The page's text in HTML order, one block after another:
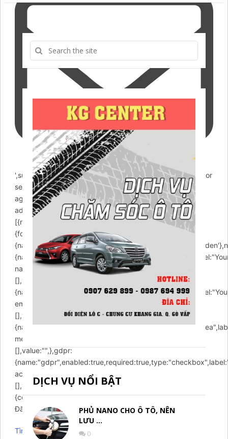
DỊCH VỤ NỔI BẬT
PHỦ NANO CHO Ô TÔ, NÊN
LƯU …
0
',success:"Email sent! We will contact you soon.",error:"Error
sending email! Please try
again!",action:'https://chamsocxekhanggia.com/wp-
admin/admin-ajax.php',buttons:
[{name:"submit",label:"Submit",type:"submit",},],fields:
{formId:{name:'formId',value:'email',type:'hidden'},action:
name",placeholder:"Enter your name",values:
[],value:"",},email:
email",placeholder:"Enter your email",values:
[],value:"",},message:
message",placeholder:"Enter your message",values:
[],value:"",},gdpr:
accept GDPR rules",placeholder:"",values:
[],value:"1",},}},}};setTimeout(function()
{contactUs.init(arcuOptions);},7000);})
Đã có một lỗi nghiêm trọng trên trang web của bạn.
Tìm hiểu thêm về gỡ lỗi trong WordPress.